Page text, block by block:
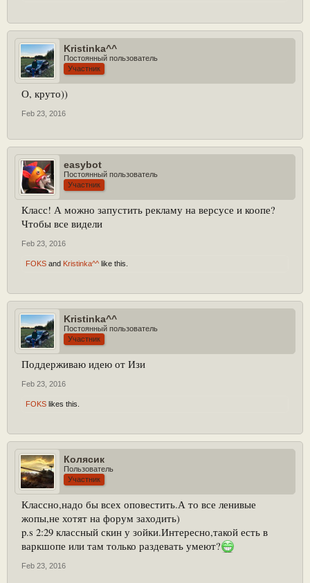
Kristinka^^
Постоянный пользователь
Участник
О, круто))
Feb 23, 2016
easybot
Постоянный пользователь
Участник
Класс! А можно запустить рекламу на версусе и коопе?
Чтобы все видели
Feb 23, 2016
FOKS and Kristinka^^ like this.
Kristinka^^
Постоянный пользователь
Участник
Поддерживаю идею от Изи
Feb 23, 2016
FOKS likes this.
Колясик
Пользователь
Участник
Классно,надо бы всех оповестить.А то все ленивые
жопы,не хотят на форум заходить)
p.s 2:29 классный скин у зойки.Интересно,такой есть в
варкшопе или там только раздевать умеют?
Feb 23, 2016